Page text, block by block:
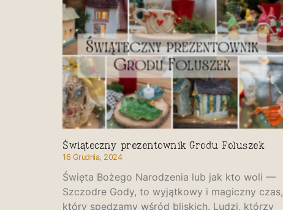
Świąteczny prezentownik Grodu Foluszek
16 Grudnia, 2024
Święta Bożego Narodzenia lub jak kto woli —
Szczodre Gody, to wyjątkowy i magiczny czas,
który spędzamy wśród bliskich. Ludzi, którzy